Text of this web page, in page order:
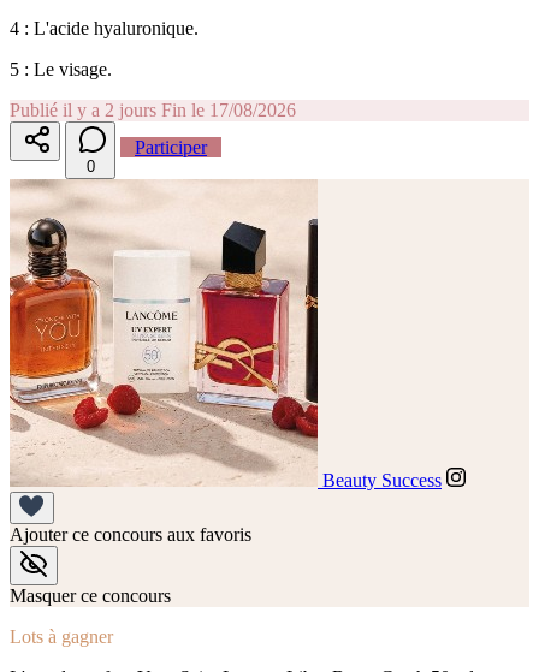
4 : L'acide hyaluronique.
5 : Le visage.
Publié il y a 2 jours Fin le 17/08/2026
0
Participer
Beauty Success
Ajouter ce concours aux favoris
Masquer ce concours
Lots à gagner